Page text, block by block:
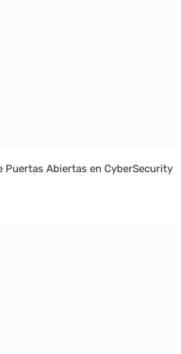
Puertas Abiertas en CyberSecurity